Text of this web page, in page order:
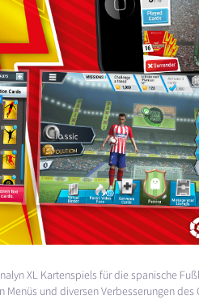
XL Kartenspiels für die spanische
und diversen Verbesserungen